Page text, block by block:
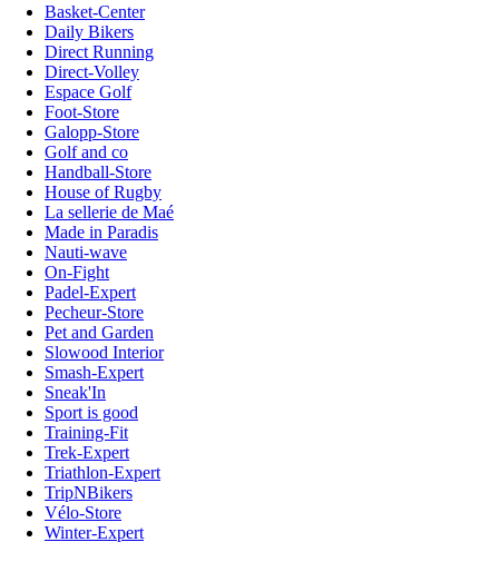
Basket-Center
Daily Bikers
Direct Running
Direct-Volley
Espace Golf
Foot-Store
Galopp-Store
Golf and co
Handball-Store
House of Rugby
La sellerie de Maé
Made in Paradis
Nauti-wave
On-Fight
Padel-Expert
Pecheur-Store
Pet and Garden
Slowood Interior
Smash-Expert
Sneak'In
Sport is good
Training-Fit
Trek-Expert
Triathlon-Expert
TripNBikers
Vélo-Store
Winter-Expert